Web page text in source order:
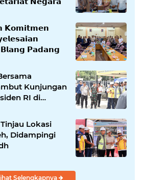
𝗞𝗼𝗺𝗶𝘁𝗺𝗲𝗻
𝗣𝗮𝗱𝗮𝗻𝗴
Kunjungan
RI di
Lokasi
Didampingi
Selengkapnya